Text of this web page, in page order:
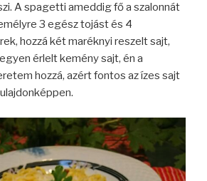
A spagetti ameddig fő a szalonnát
3 egész tojást és 4
hozzá két maréknyi reszelt sajt,
érlelt kemény sajt, én a
hozzá, azért fontos az ízes sajt